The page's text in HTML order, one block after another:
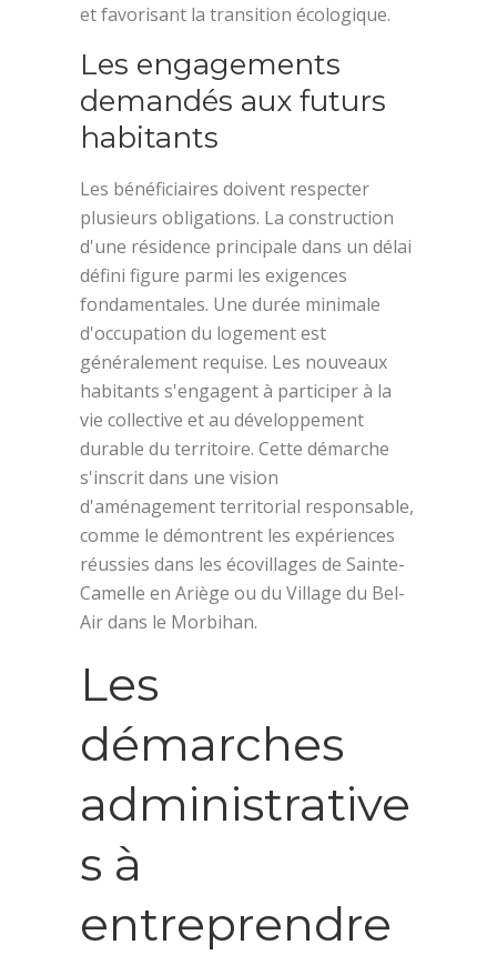
et favorisant la transition écologique.
Les engagements
demandés aux futurs
habitants
Les bénéficiaires doivent respecter
plusieurs obligations. La construction
d'une résidence principale dans un délai
défini figure parmi les exigences
fondamentales. Une durée minimale
d'occupation du logement est
généralement requise. Les nouveaux
habitants s'engagent à participer à la
vie collective et au développement
durable du territoire. Cette démarche
s'inscrit dans une vision
d'aménagement territorial responsable,
comme le démontrent les expériences
réussies dans les écovillages de Sainte-
Camelle en Ariège ou du Village du Bel-
Air dans le Morbihan.
Les
démarches
administrative
s à
entreprendre